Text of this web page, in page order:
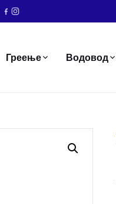
Греење Водовод